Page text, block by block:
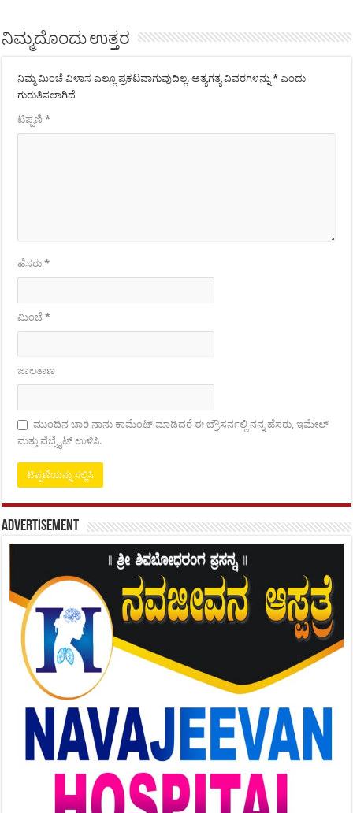
ನಿಮ್ಮದೊಂದು ಉತ್ತರ
ನಿಮ್ಮ ಮಿಂಚೆ ವಿಳಾಸ ಎಲ್ಲೂ ಪ್ರಕಟವಾಗುವುದಿಲ್ಲ. ಅತ್ಯಗತ್ಯ ವಿವರಗಳನ್ನು* ಎಂದು
ಗುರುತಿಸಲಾಗಿದೆ
ಟಿಪ್ಪಣಿ*
ಹೆಸರು*
ಮಿಂಚೆ*
ಜಾಲತಾಣ
ಮುಂದಿನ ಬಾರಿ ನಾನು ಕಾಮೆಂಟ್ ಮಾಡಿದರೆ ಈ ಬ್ರೌಸರ್ನಲ್ಲಿ ನನ್ನ ಹೆಸರು, ಇಮೇಲ್
ಮತ್ತು ವೆಬ್ಸೈಟ್ ಉಳಿಸಿ.
Advertisement